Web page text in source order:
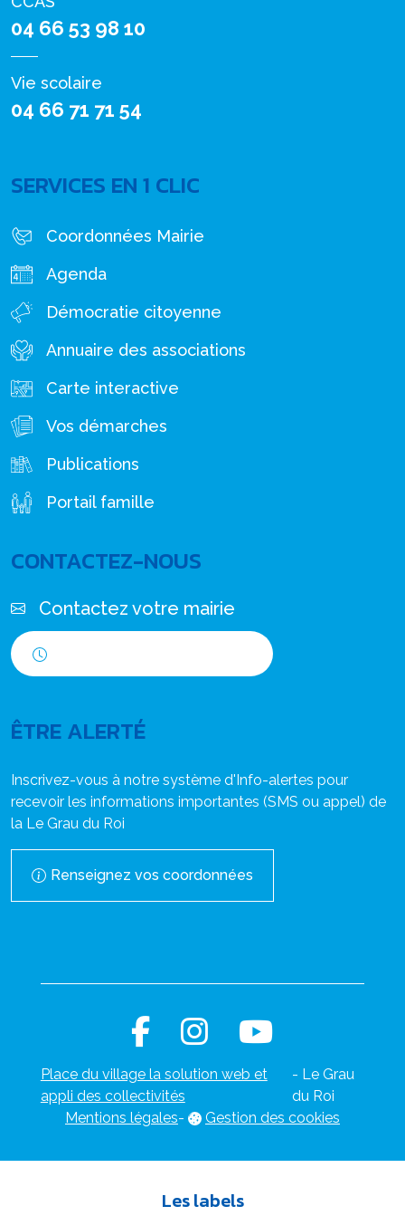
04 66 53 98 10
Vie scolaire
04 66 71 71 54
SERVICES EN 1 CLIC
Coordonnées Mairie
Agenda
Démocratie citoyenne
Annuaire des associations
Carte interactive
Vos démarches
Publications
Portail famille
CONTACTEZ-NOUS
Contactez votre mairie
ÊTRE ALERTÉ
Inscrivez-vous à notre système d'Info-alertes pour
recevoir les informations importantes (SMS ou appel) de
la Le Grau du Roi
Renseignez vos coordonnées
Place du village la solution web et
appli des collectivités
- Le Grau
du Roi
Mentions légales- Gestion des cookies
Les labels